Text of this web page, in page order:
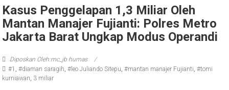
Kasus Penggelapan 1,3 Miliar Oleh
Mantan Manajer Fujianti: Polres Metro
Jakarta Barat Ungkap Modus Operandi
Diposkan Oleh:mc_jb humas
#1
,#diaman saragih ,#leo Juliando Sitepu ,#mantan manajer Fujianti ,#tomi
kurniawan 3 miliar